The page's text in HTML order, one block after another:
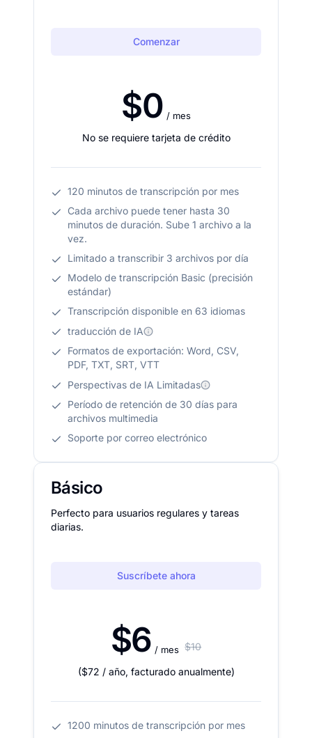
Comenzar
$0 / mes
No se requiere tarjeta de crédito
120 minutos de transcripción por mes
Cada archivo puede tener hasta 30
minutos de duración. Sube 1 archivo a la
vez.
Limitado a transcribir 3 archivos por día
Modelo de transcripción Basic (precisión
estándar)
Transcripción disponible en 63 idiomas
traducción de IA
Formatos de exportación: Word, CSV,
PDF, TXT, SRT, VTT
Perspectivas de IA Limitadas
Período de retención de 30 días para
archivos multimedia
Soporte por correo electrónico
Básico
Perfecto para usuarios regulares y tareas
diarias.
Suscríbete ahora
$6 / mes $10
($72 / año, facturado anualmente)
1200 minutos de transcripción por mes